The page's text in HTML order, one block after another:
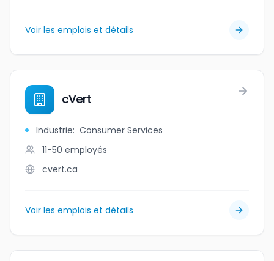
Voir les emplois et détails
cVert
Industrie: Consumer Services
11-50 employés
cvert.ca
Voir les emplois et détails